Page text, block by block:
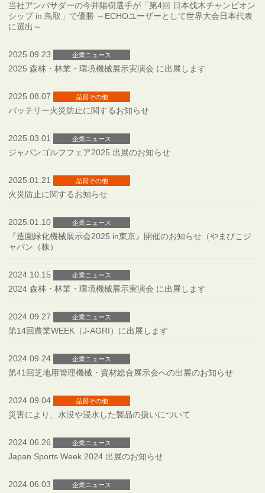
当社アンバサダーの今井陽樹選手が「第4回 日本伐木チャンピオン
シップ in 鳥取」で優勝 ～ECHOユーザーとして世界大会日本代表
に選出～
2025.09.23 企業ニュース
2025 森林・林業・環境機械展示実演会 に出展します
2025.08.07 品質その他
バッテリー火災防止に関するお知らせ
2025.03.01 企業ニュース
ジャパンゴルフフェア2025 出展のお知らせ
2025.01.21 品質その他
火災防止に関するお知らせ
2025.01.10 企業ニュース
『造園緑化機械展示会2025 in東京』開催のお知らせ（やまびこジ
ャパン（株）
2024.10.15 企業ニュース
2024 森林・林業・環境機械展示実演会 に出展します
2024.09.27 企業ニュース
第14回農業WEEK（J-AGRI）に出展します
2024.09.24 企業ニュース
第41回芝地用管理機械・資材総合展示会への出展のお知らせ
2024.09.04 品質その他
災害により、水没や浸水した製品の扱いについて
2024.06.26 企業ニュース
Japan Sports Week 2024 出展のお知らせ
2024.06.03 企業ニュース